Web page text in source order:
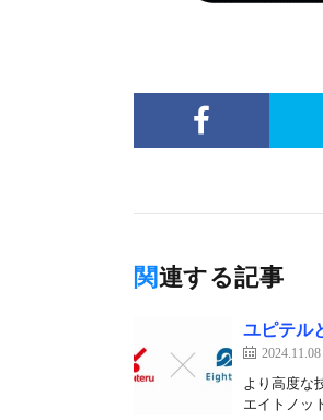
関連する記事
ユピテル
2024.11.08
より高度な
エイトノッ